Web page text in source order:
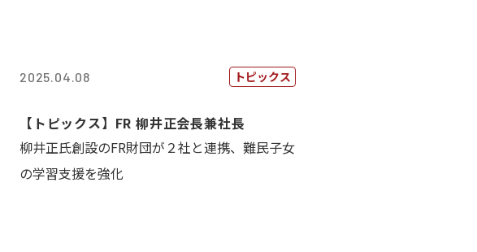
2025.04.08 トピックス
【トピックス】FR 柳井正会長兼社長
柳井正氏創設のFR財団が２社と連携、難民子女
の学習支援を強化